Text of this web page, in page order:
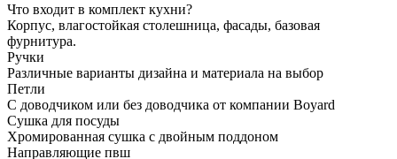
Что входит в комплект кухни?
Корпус, влагостойкая столешница, фасады, базовая
фурнитура.
Ручки
Различные варианты дизайна и материала на выбор
Петли
С доводчиком или без доводчика от компании Boyard
Сушка для посуды
Хромированная сушка с двойным поддоном
Направляющие пвш